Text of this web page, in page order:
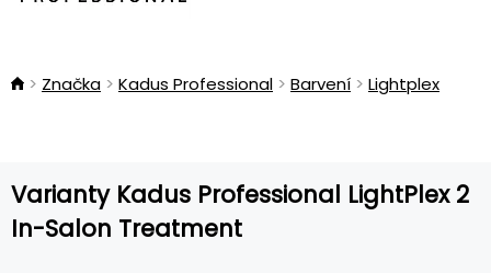
Značka Kadus Professional Barvení Lightplex
Varianty Kadus Professional LightPlex 2
In-Salon Treatment